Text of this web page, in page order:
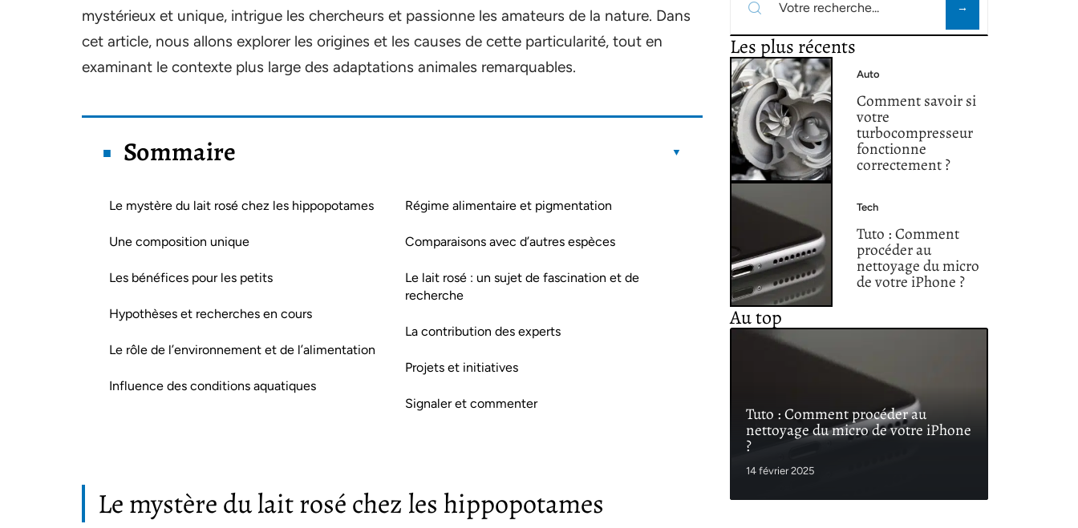
mystérieux et unique, intrigue les chercheurs et passionne les amateurs de la nature. Dans
cet article, nous allons explorer les origines et les causes de cette particularité, tout en
examinant le contexte plus large des adaptations animales remarquables.
Sommaire
Le mystère du lait rosé chez les hippopotames
Une composition unique
Les bénéfices pour les petits
Hypothèses et recherches en cours
Le rôle de l’environnement et de l’alimentation
Influence des conditions aquatiques
Régime alimentaire et pigmentation
Comparaisons avec d’autres espèces
Le lait rosé : un sujet de fascination et de
recherche
La contribution des experts
Projets et initiatives
Signaler et commenter
Le mystère du lait rosé chez les hippopotames
Les plus récents
Auto
Comment savoir si
votre
turbocompresseur
fonctionne
correctement ?
Tech
Tuto : Comment
procéder au
nettoyage du micro
de votre iPhone ?
Au top
Tuto : Comment procéder au
nettoyage du micro de votre iPhone
?
14 février 2025